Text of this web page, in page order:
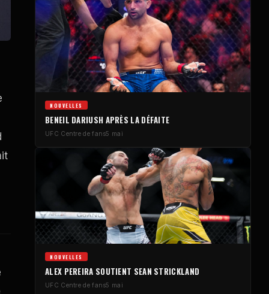
NOUVELLES
BENEIL DARIUSH APRÈS LA DÉFAITE
UFC Centre de fans5 mai
NOUVELLES
ALEX PEREIRA SOUTIENT SEAN STRICKLAND
UFC Centre de fans5 mai